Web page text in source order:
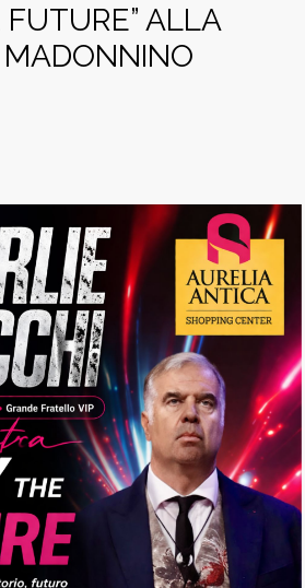
FUTURE” ALLA
MADONNINO